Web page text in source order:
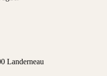
Landerneau